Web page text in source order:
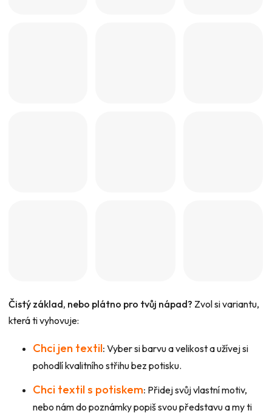
Čistý základ, nebo plátno pro tvůj nápad? Zvol si variantu,
která ti vyhovuje:
Chci jen textil: Vyber si barvu a velikost a užívej si
pohodlí kvalitního střihu bez potisku.
Chci textil s potiskem: Přidej svůj vlastní motiv,
nebo nám do poznámky popiš svou představu a my ti